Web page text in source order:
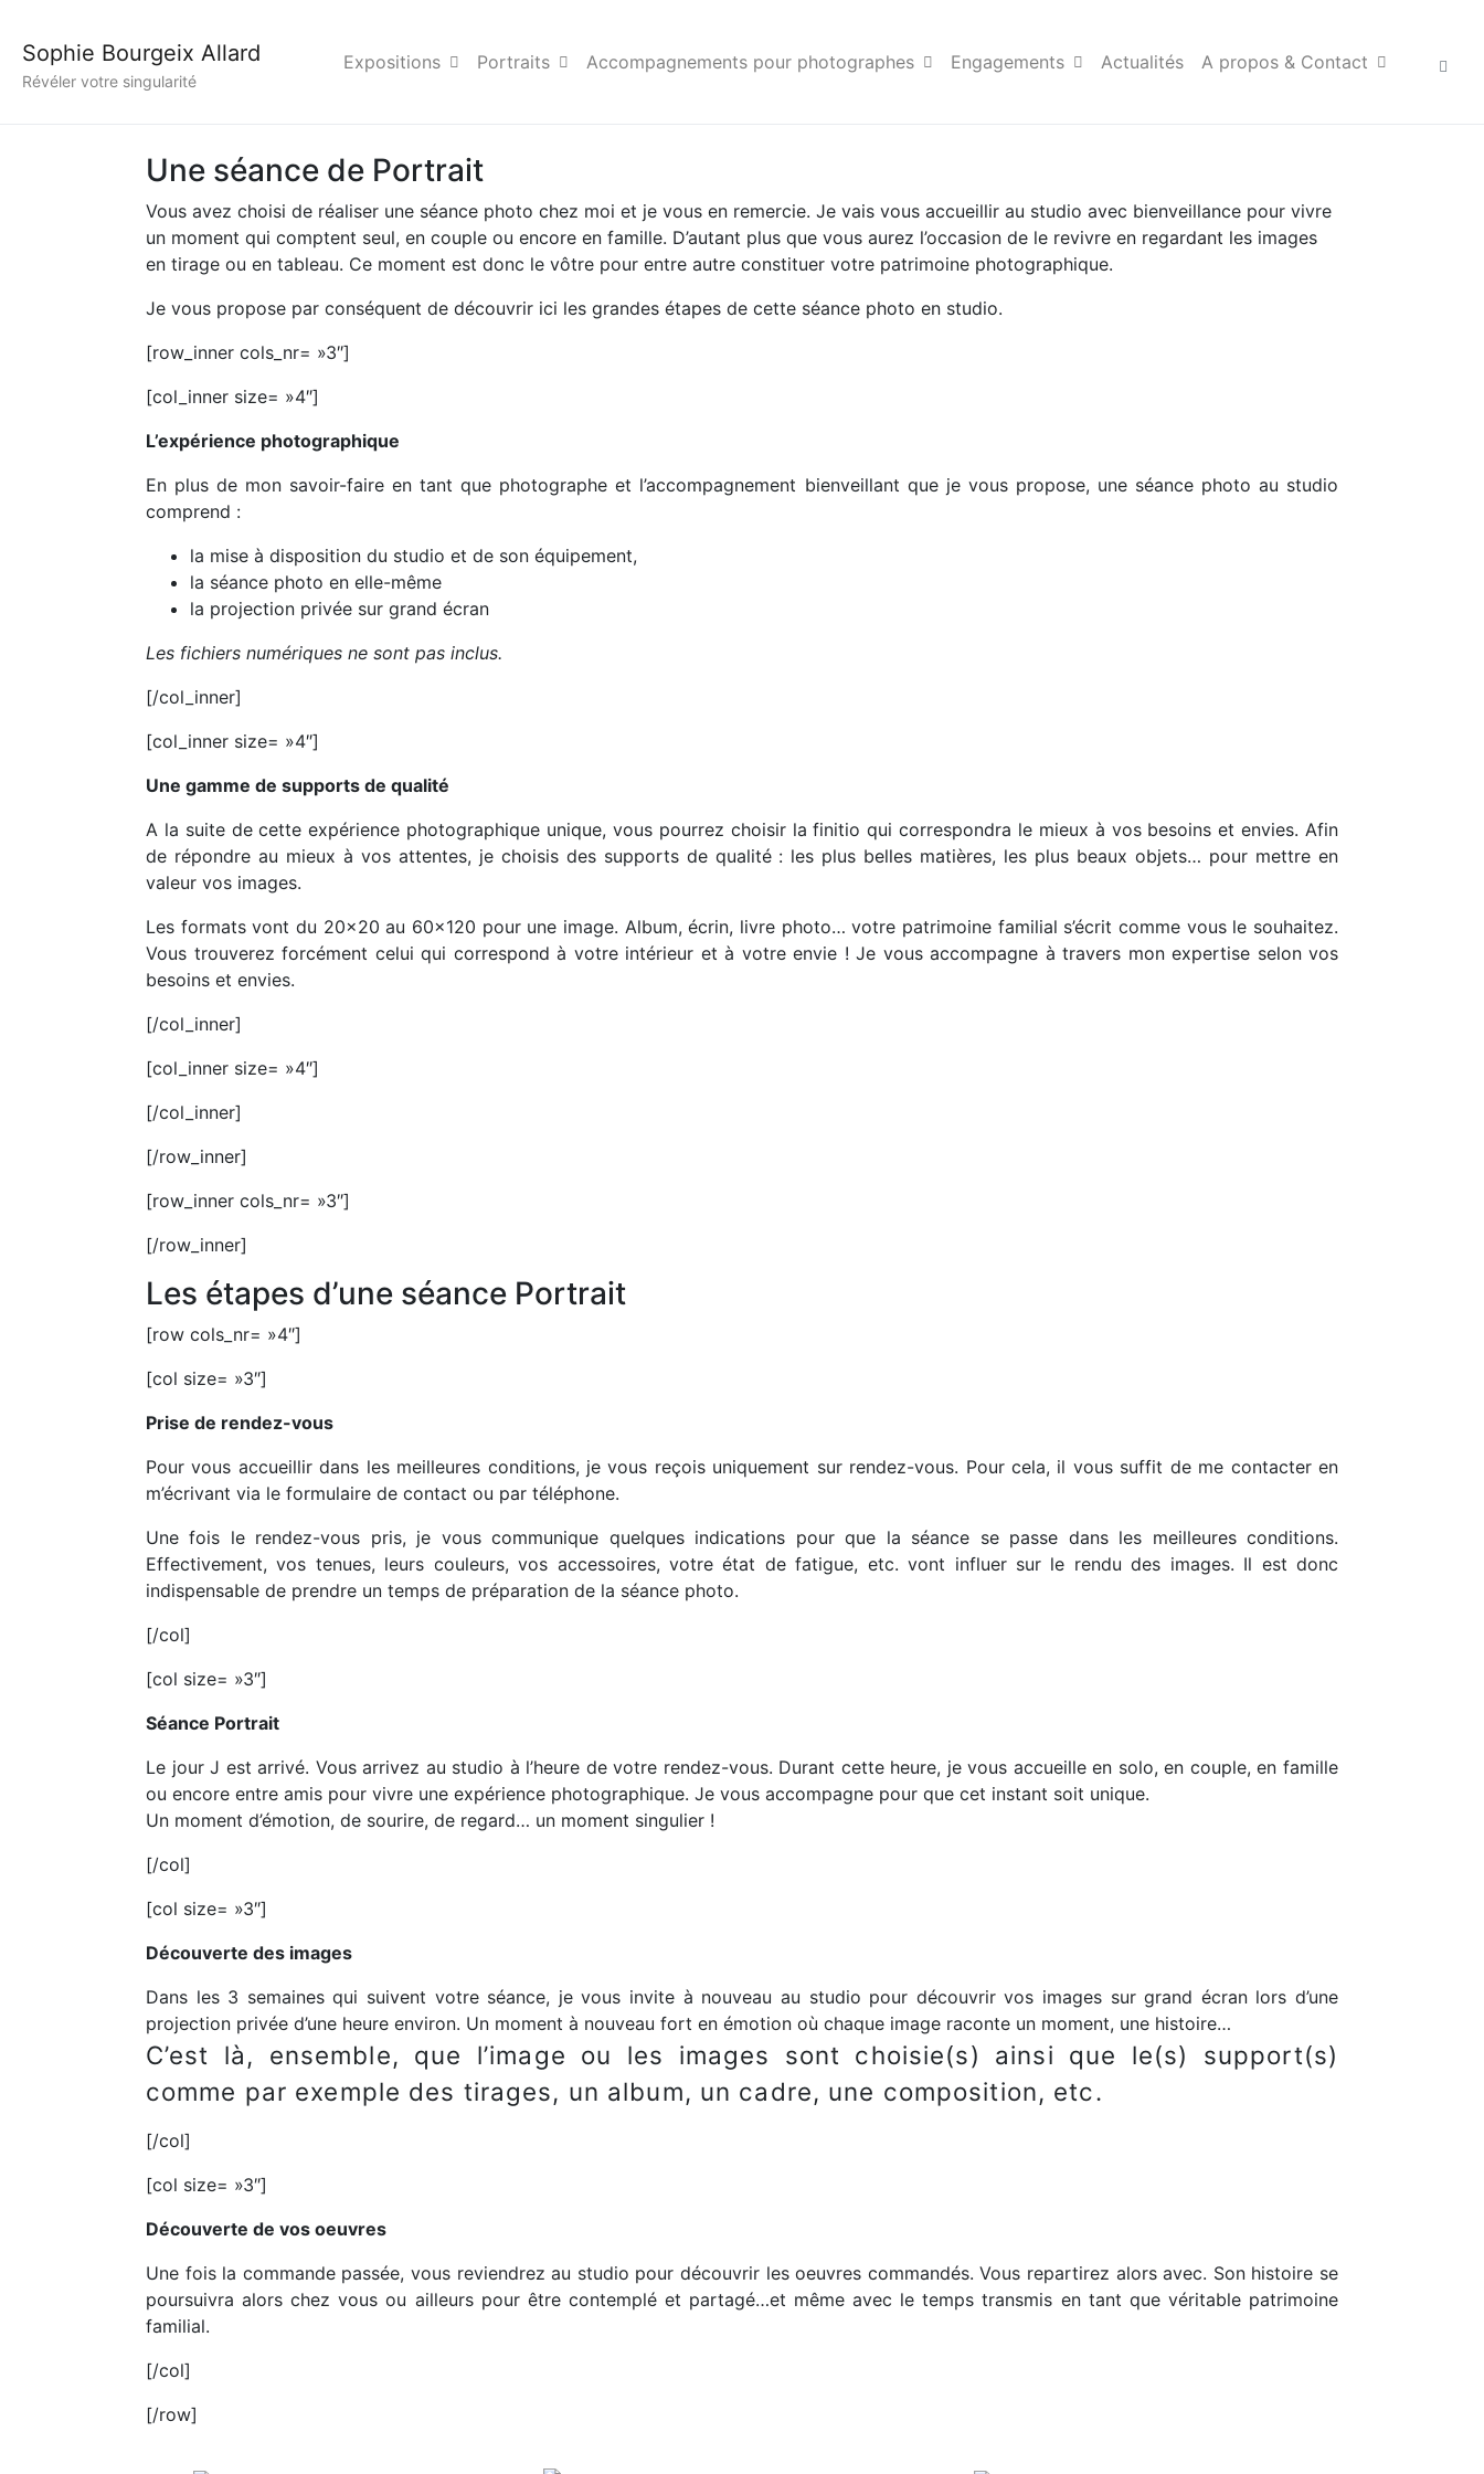
Sophie Bourgeix Allard
Révéler votre singularité
Expositions Portraits Accompagnements pour photographes Engagements Actualités A propos & Contact
Déroulement d’une séance de portrait
Une séance de Portrait
Vous avez choisi de réaliser une séance photo chez moi et je vous en remercie. Je vais vous accueillir au studio avec bienveillance pour vivre
un moment qui comptent seul, en couple ou encore en famille. D’autant plus que vous aurez l’occasion de le revivre en regardant les images
en tirage ou en tableau. Ce moment est donc le vôtre pour entre autre constituer votre patrimoine photographique.
Je vous propose par conséquent de découvrir ici les grandes étapes de cette séance photo en studio.
[row_inner cols_nr= »3″]
[col_inner size= »4″]
L’expérience photographique
En plus de mon savoir-faire en tant que photographe et l’accompagnement bienveillant que je vous propose, une séance photo au studio
comprend :
la mise à disposition du studio et de son équipement,
la séance photo en elle-même
la projection privée sur grand écran
Les fichiers numériques ne sont pas inclus.
[/col_inner]
[col_inner size= »4″]
Une gamme de supports de qualité
A la suite de cette expérience photographique unique, vous pourrez choisir la finitio qui correspondra le mieux à vos besoins et envies. Afin
de répondre au mieux à vos attentes, je choisis des supports de qualité : les plus belles matières, les plus beaux objets… pour mettre en
valeur vos images.
Les formats vont du 20×20 au 60×120 pour une image. Album, écrin, livre photo… votre patrimoine familial s’écrit comme vous le souhaitez.
Vous trouverez forcément celui qui correspond à votre intérieur et à votre envie ! Je vous accompagne à travers mon expertise selon vos
besoins et envies.
[/col_inner]
[col_inner size= »4″]
[/col_inner]
[/row_inner]
[row_inner cols_nr= »3″]
[/row_inner]
Les étapes d’une séance Portrait
[row cols_nr= »4″]
[col size= »3″]
Prise de rendez-vous
Pour vous accueillir dans les meilleures conditions, je vous reçois uniquement sur rendez-vous. Pour cela, il vous suffit de me contacter en
m’écrivant via le formulaire de contact ou par téléphone.
Une fois le rendez-vous pris, je vous communique quelques indications pour que la séance se passe dans les meilleures conditions.
Effectivement, vos tenues, leurs couleurs, vos accessoires, votre état de fatigue, etc. vont influer sur le rendu des images. Il est donc
indispensable de prendre un temps de préparation de la séance photo.
[/col]
[col size= »3″]
Séance Portrait
Le jour J est arrivé. Vous arrivez au studio à l’heure de votre rendez-vous. Durant cette heure, je vous accueille en solo, en couple, en famille
ou encore entre amis pour vivre une expérience photographique. Je vous accompagne pour que cet instant soit unique.
Un moment d’émotion, de sourire, de regard… un moment singulier !
[/col]
[col size= »3″]
Découverte des images
Dans les 3 semaines qui suivent votre séance, je vous invite à nouveau au studio pour découvrir vos images sur grand écran lors d’une
projection privée d’une heure environ. Un moment à nouveau fort en émotion où chaque image raconte un moment, une histoire…
C’est là, ensemble, que l’image ou les images sont choisie(s) ainsi que le(s) support(s)
comme par exemple des tirages, un album, un cadre, une composition, etc.
[/col]
[col size= »3″]
Découverte de vos oeuvres
Une fois la commande passée, vous reviendrez au studio pour découvrir les oeuvres commandés. Vous repartirez alors avec. Son histoire se
poursuivra alors chez vous ou ailleurs pour être contemplé et partagé…et même avec le temps transmis en tant que véritable patrimoine
familial.
[/col]
[/row]